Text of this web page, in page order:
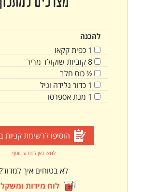
להכנה
1 כפיתקקאו
8קוביות שוקולד מריר
½כוס חלב
1 כדור גלידה וניל
1 מנת אספרסו
הוסיפו לרשימת קניות
לחצו כאן למידע נוסף
לא בטוחים איך למדוד?
לוח מידות